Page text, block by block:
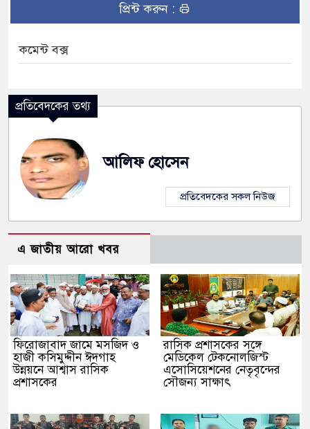
প্রিন্ট করুন :
কমেন্ট বক্স
প্রতিবেদকের তথ্য
আলিফ হোসেন
প্রতিবেদকের সকল নিউজ
এ জাতীয় আরো খবর
ফিরোজাবাদ জামে মসজিদ ও
হাজী কসিমুদ্দীন ঈদগাহ
উন্নয়নে আশ্বাস রাসিক
প্রশাসকের
​রাসিক প্রশাসকের সঙ্গে
মেডিকেল টেকনোলজিস্ট
এসোসিয়েশনের নেতৃবৃন্দের
সৌজন্য সাক্ষাৎ